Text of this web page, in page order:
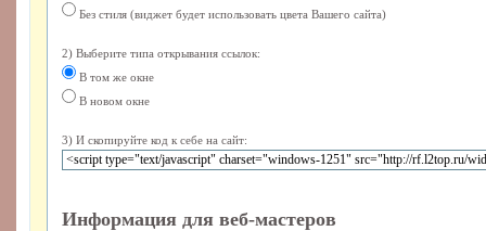
Без стиля (виджет будет использовать цвета Вашего сайта)
2) Выберите типа открывания ссылок:
В том же окне
В новом окне
3) И скопируйте код к себе на сайт:
Информация для веб-мастеров